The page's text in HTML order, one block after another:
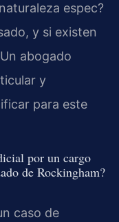
espec?
y si existen
abogado
y
para este
por un cargo
de Rockingham?
caso de